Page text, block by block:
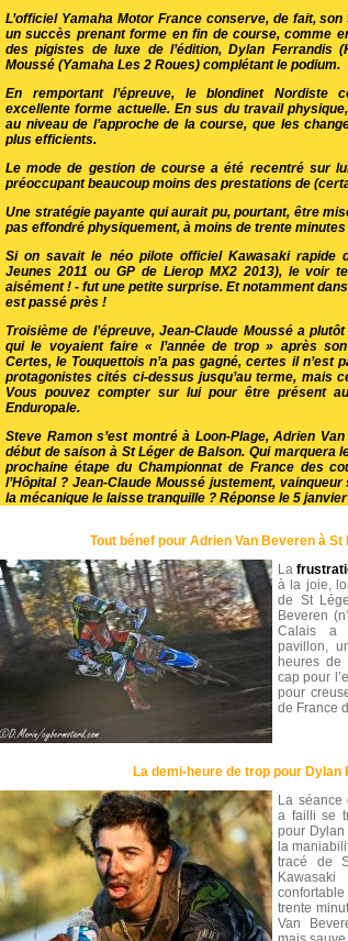
L’officiel Yamaha Motor France conserve, de fait,
un succès prenant forme en fin de course, comme
des pigistes de luxe de l’édition, Dylan Ferrandis
Moussé (Yamaha Les 2 Roues) complétant le podium.
En remportant l’épreuve, le blondinet Nordiste
excellente forme actuelle. En sus du travail
au niveau de l’approche de la course, que les
plus efficients.
Le mode de gestion de course a été recentré sur
préoccupant beaucoup moins des prestations de
Une stratégie payante qui aurait pu, pourtant, être
pas effondré physiquement, à moins de trente minutes
Si on savait le néo pilote officiel Kawasaki rapide
Jeunes 2011 ou GP de Lierop MX2 2013), le voir
aisément ! - fut une petite surprise. Et notamment
est passé près !
Troisième de l’épreuve, Jean-Claude Moussé a
qui le voyaient faire « l’année de trop » après
Certes, le Touquettois n’a pas gagné, certes il n’est
protagonistes cités ci-dessus jusqu’au terme, mais
Vous pouvez compter sur lui pour être présent
Enduropale.
Steve Ramon s’est montré à Loon-Plage, Adrien
début de saison à St Léger de Balson. Qui marquera
prochaine étape du Championnat de France des
l’Hôpital ? Jean-Claude Moussé justement,
la mécanique le laisse tranquille ? Réponse le 5
Tout bénef pour Adrien Van Beveren à
La
à la joie,
de St
Beveren
Calais a
pavillon,
heures de
cap pour
pour
de France
La demi-heure de trop pour Dylan
La séance
a failli se
pour Dylan
la
tracé de
trente
Van